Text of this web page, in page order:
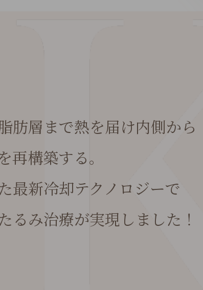
肪層まで熱を届け内側から
再構築する。
最新冷却テクノロジーで
るみ治療が実現しました！